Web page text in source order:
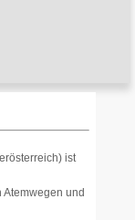
ist
und